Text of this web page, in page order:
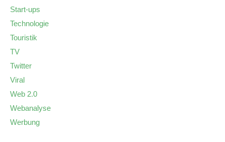
Start-ups
Technologie
Touristik
TV
Twitter
Viral
Web 2.0
Webanalyse
Werbung